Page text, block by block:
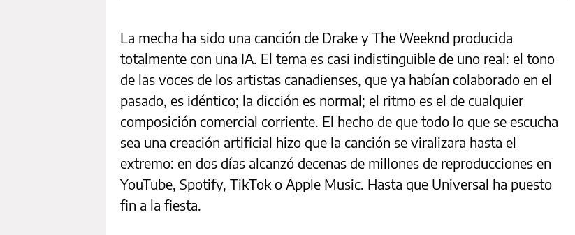
La mecha ha sido una canción de Drake y The Weeknd producida
totalmente con una IA. El tema es casi indistinguible de uno real: el tono
de las voces de los artistas canadienses, que ya habían colaborado en el
pasado, es idéntico; la dicción es normal; el ritmo es el de cualquier
composición comercial corriente. El hecho de que todo lo que se escucha
sea una creación artificial hizo que la canción se viralizara hasta el
extremo: en dos días alcanzó decenas de millones de reproducciones en
YouTube, Spotify, TikTok o Apple Music. Hasta que Universal ha puesto
fin a la fiesta.